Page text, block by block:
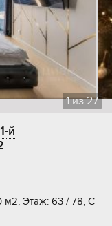
1из27
й
м2, Этаж: 63 / 78, С